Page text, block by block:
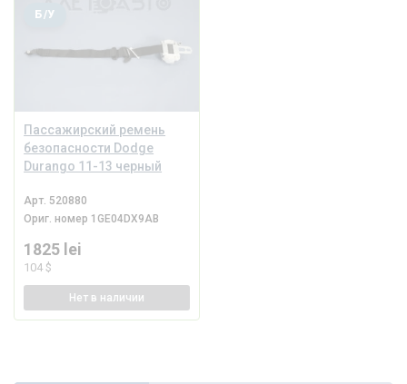
Пассажирский ремень
безопасности Dodge
Durango 11-13 черный
Б/У
Арт. 520880
Ориг. номер 1GE04DX9AB
1825 lei
104 $
Нет в наличии